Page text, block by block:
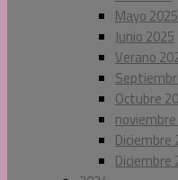
Mayo 2025
Junio 2025
Verano
Octubre
Diciembre
Diciembre